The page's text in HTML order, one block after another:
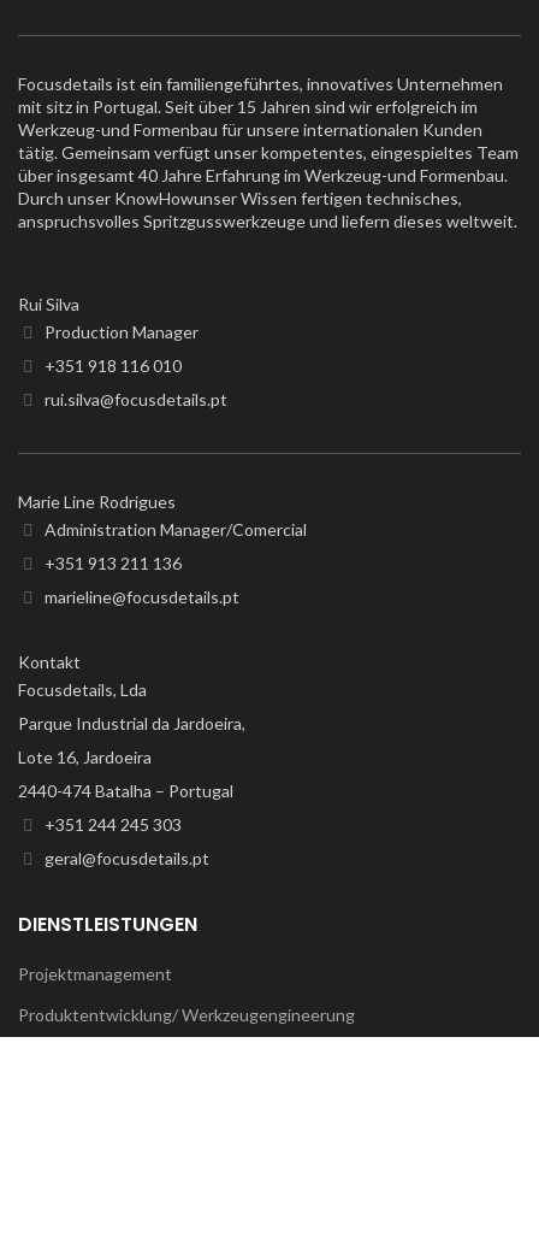
Focusdetails ist ein familiengeführtes, innovatives Unternehmen
mit sitz in Portugal. Seit über 15 Jahren sind wir erfolgreich im
Werkzeug-und Formenbau für unsere internationalen Kunden
tätig. Gemeinsam verfügt unser kompetentes, eingespieltes Team
über insgesamt 40 Jahre Erfahrung im Werkzeug-und Formenbau.
Durch unser KnowHowunser Wissen fertigen technisches,
anspruchsvolles Spritzgusswerkzeuge und liefern dieses weltweit.
Rui Silva
Production Manager
+351 918 116 010
rui.silva@focusdetails.pt
Marie Line Rodrigues
Administration Manager/Comercial
+351 913 211 136
marieline@focusdetails.pt
Kontakt
Focusdetails, Lda
Parque Industrial da Jardoeira,
Lote 16, Jardoeira
2440-474 Batalha – Portugal
+351 244 245 303
geral@focusdetails.pt
DIENSTLEISTUNGEN
Projektmanagement
Produktentwicklung/ Werkzeugengineerung